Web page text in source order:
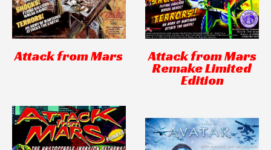
Attack from Mars Attack from Mars
Remake Limited
Edition